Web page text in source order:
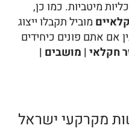
מיטביות. כמו כן,
מוביל תקבלו ייצוג
אם אתם פונים כיחידים
חקלאי | מושבים |
מקרקעי ישראל